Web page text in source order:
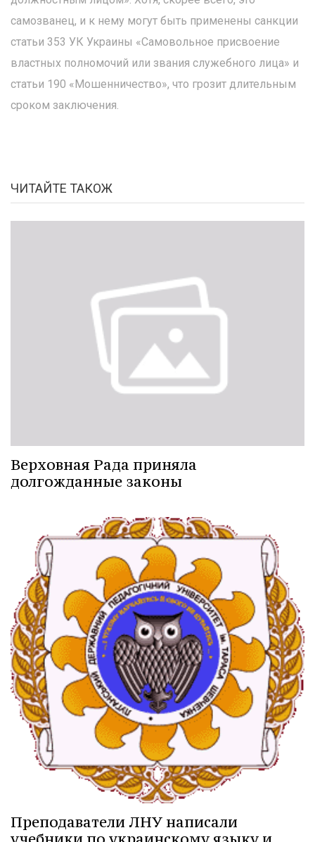
самозванец, и к нему могут быть применены санкции
статьи 353 УК Украины «Самовольное присвоение
властных полномочий или звания служебного лица» и
статьи 190 «Мошенничество», что грозит длительным
сроком заключения.
ЧИТАЙТЕ ТАКОЖ
Верховная Рада приняла
долгожданные законы
Преподаватели ЛНУ написали